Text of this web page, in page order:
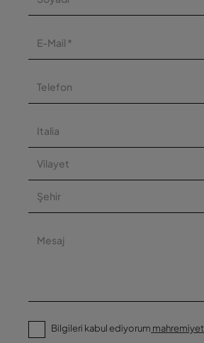
Bilgileri kabul ediyorum mahremiyet